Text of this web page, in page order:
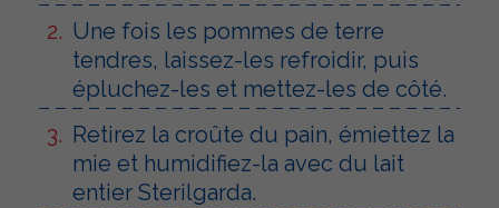
Une fois les pommes de terre
tendres, laissez-les refroidir, puis
épluchez-les et mettez-les de côté.
Retirez la croûte du pain, émiettez la
mie et humidifiez-la avec du lait
entier Sterilgarda.